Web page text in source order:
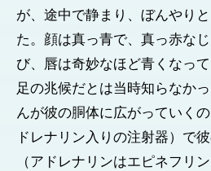
が、途中で静まり、ぼんやり
た。顔は真っ青で、真っ赤な
び、唇は奇妙なほど青くなっ
足の兆候だとは当時知らなか
んが彼の胴体に広がっていく
ドレナリン入りの注射器）で
（アドレナリンはエピネフリ